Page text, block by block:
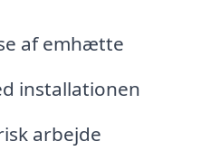
af emhætte
installationen
arbejde